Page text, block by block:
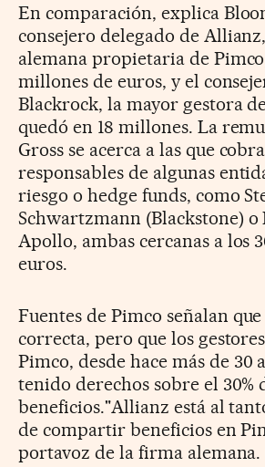
En comparación, explica
consejero delegado de
alemana propietaria de
millones de euros, y el
Blackrock, la mayor gestora
quedó en 18 millones. La
Gross se acerca a las que
responsables de algunas
riesgo o hedge funds, como
Schwartzmann (Blackstone) o
Apollo, ambas cercanas a los
euros.
Fuentes de Pimco señalan
correcta, pero que los
Pimco, desde hace más de 30
tenido derechos sobre el 30%
beneficios."Allianz está al
de compartir beneficios en
portavoz de la firma alemana.